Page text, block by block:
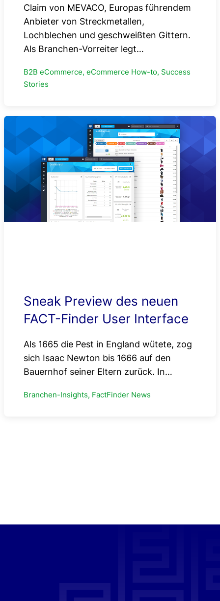
Claim von MEVACO, Europas führendem
Anbieter von Streckmetallen,
Lochblechen und geschweißten Gittern.
Als Branchen-Vorreiter legt…
B2B eCommerce, eCommerce How-to, Success
Stories
Sneak Preview des neuen
FACT-Finder User Interface
Als 1665 die Pest in England wütete, zog
sich Isaac Newton bis 1666 auf den
Bauernhof seiner Eltern zurück. In…
Branchen-Insights, FactFinder News